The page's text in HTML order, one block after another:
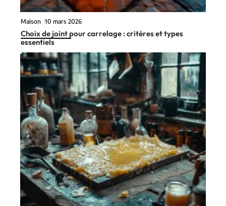
Maison 10 mars 2026
Choix de joint pour carrelage : critères et types
essentiels